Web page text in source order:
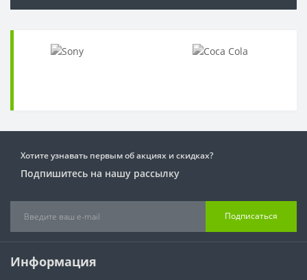
Хотите узнавать первым об акциях и скидках?
Подпишитесь на нашу рассылку
Подписаться
Информация